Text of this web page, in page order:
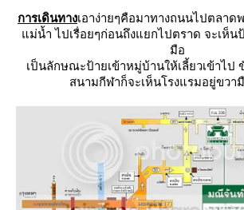
การเดินทางเอาง่ายๆคือมาทางถนนไปตลาด
ม่น้ำ ไปเรื่อยๆก่อนถึงแยกไปตราด จะเห็
มือ
เป็นลักษณะป้ายเข้าหมู่บ้านให้เลี้ยวเข้าไป
สนามกีฬาก็จะเห็นโรงแรมอยู่ขวา